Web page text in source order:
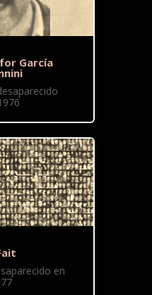
García
en